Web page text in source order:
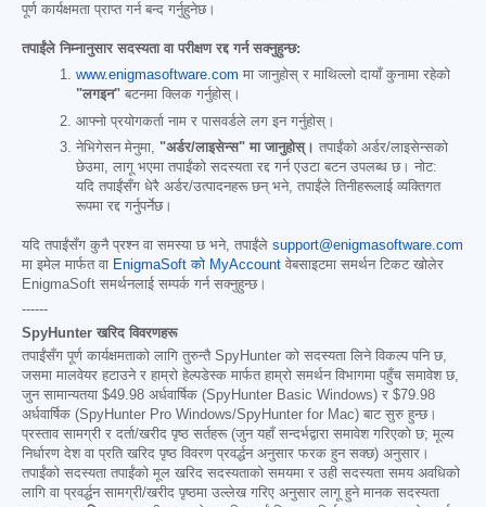
पूर्ण कार्यक्षमता प्राप्त गर्न बन्द गर्नुहुनेछ।
तपाईंले निम्नानुसार सदस्यता वा परीक्षण रद्द गर्न सक्नुहुन्छ:
www.enigmasoftware.com मा जानुहोस् र माथिल्लो दायाँ कुनामा रहेको
"लगइन" बटनमा क्लिक गर्नुहोस्।
आफ्नो प्रयोगकर्ता नाम र पासवर्डले लग इन गर्नुहोस्।
नेभिगेसन मेनुमा, "अर्डर/लाइसेन्स" मा जानुहोस्। तपाईंको अर्डर/लाइसेन्सको
छेउमा, लागू भएमा तपाईंको सदस्यता रद्द गर्न एउटा बटन उपलब्ध छ। नोट:
यदि तपाईंसँग धेरै अर्डर/उत्पादनहरू छन् भने, तपाईंले तिनीहरूलाई व्यक्तिगत
रूपमा रद्द गर्नुपर्नेछ।
यदि तपाईंसँग कुनै प्रश्न वा समस्या छ भने, तपाईंले support@enigmasoftware.com
मा इमेल मार्फत वा EnigmaSoft को MyAccount वेबसाइटमा समर्थन टिकट खोलेर
EnigmaSoft समर्थनलाई सम्पर्क गर्न सक्नुहुन्छ।
------
SpyHunter खरिद विवरणहरू
तपाईंसँग पूर्ण कार्यक्षमताको लागि तुरुन्तै SpyHunter को सदस्यता लिने विकल्प पनि छ,
जसमा मालवेयर हटाउने र हाम्रो हेल्पडेस्क मार्फत हाम्रो समर्थन विभागमा पहुँच समावेश छ,
जुन सामान्यतया $49.98 अर्धवार्षिक (SpyHunter Basic Windows) र $79.98
अर्धवार्षिक (SpyHunter Pro Windows/SpyHunter for Mac) बाट सुरु हुन्छ।
प्रस्ताव सामग्री र दर्ता/खरीद पृष्ठ सर्तहरू (जुन यहाँ सन्दर्भद्वारा समावेश गरिएको छ; मूल्य
निर्धारण देश वा प्रति खरिद पृष्ठ विवरण प्रवर्द्धन अनुसार फरक हुन सक्छ) अनुसार।
तपाईंको सदस्यता तपाईंको मूल खरिद सदस्यताको समयमा र उही सदस्यता समय अवधिको
लागि वा प्रवर्द्धन सामग्री/खरीद पृष्ठमा उल्लेख गरिए अनुसार लागू हुने मानक सदस्यता